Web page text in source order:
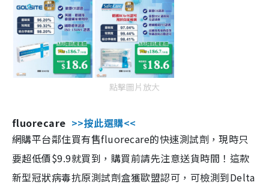
點擊圖片放大
fluorecare >>按此選購<<
網購平台鄰住買有售fluorecare的快速測試劑，現時只
要超低價$9.9就買到，購買前請先注意送貨時間！這款
新型冠狀病毒抗原測試劑盒獲歐盟認可，可檢測到Delta